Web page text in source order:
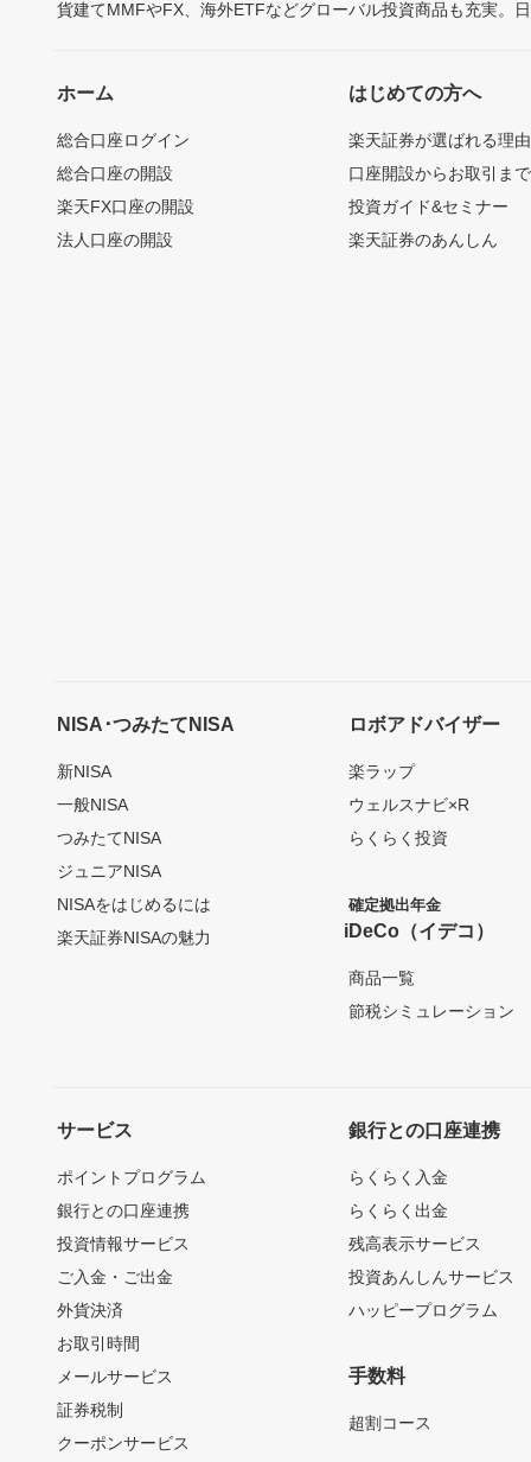
貨建てMMFやFX、海外ETFなどグローバル投資商品も充実。
ホーム
総合口座ログイン
総合口座の開設
楽天FX口座の開設
法人口座の開設
はじめての方へ
楽天証券が選ばれる理由
口座開設からお取引ま
投資ガイド&セミナー
楽天証券のあんしん
NISA･つみたてNISA
新NISA
一般NISA
つみたてNISA
ジュニアNISA
NISAをはじめるには
楽天証券NISAの魅力
ロボアドバイザー
楽ラップ
ウェルスナビ×R
らくらく投資
確定拠出年金
iDeCo（イデコ）
商品一覧
節税シミュレーション
サービス
ポイントプログラム
銀行との口座連携
投資情報サービス
ご入金・ご出金
外貨決済
お取引時間
メールサービス
証券税制
クーポンサービス
銀行との口座連携
らくらく入金
らくらく出金
残高表示サービス
投資あんしんサービス
ハッピープログラム
手数料
超割コース